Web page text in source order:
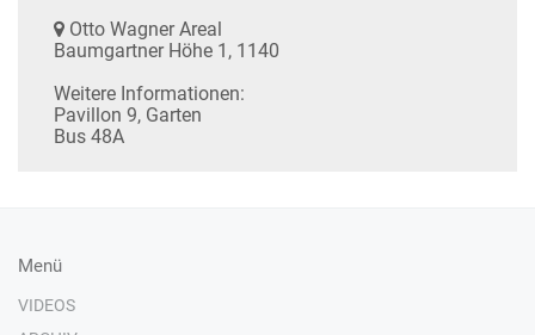
Otto Wagner Areal
Baumgartner Höhe 1, 1140
Weitere Informationen:
Pavillon 9, Garten
Bus 48A
Menü
VIDEOS